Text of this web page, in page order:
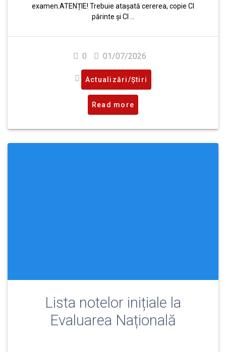
examen.ATENȚIE! Trebuie atașată cererea, copie CI
părinte și CI …
0 01/07/2026
Actualizări/Știri
Read more
Lista notelor inițiale la
Evaluarea Națională